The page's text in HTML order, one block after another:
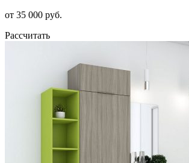
от 35 000 руб.
Рассчитать